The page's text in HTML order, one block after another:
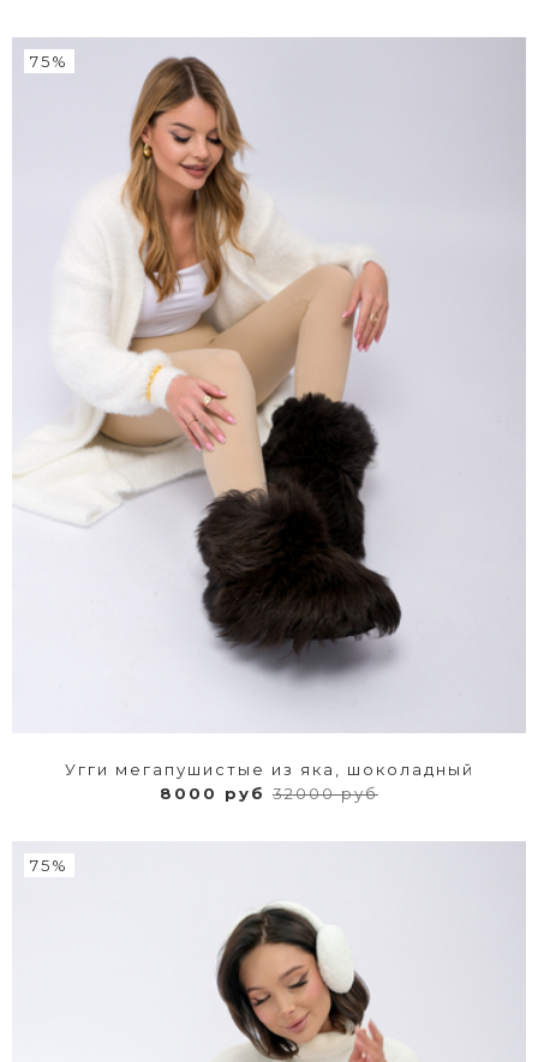
75%
Угги мегапушистые из яка, шоколадный
8000 руб 32000 руб
75%